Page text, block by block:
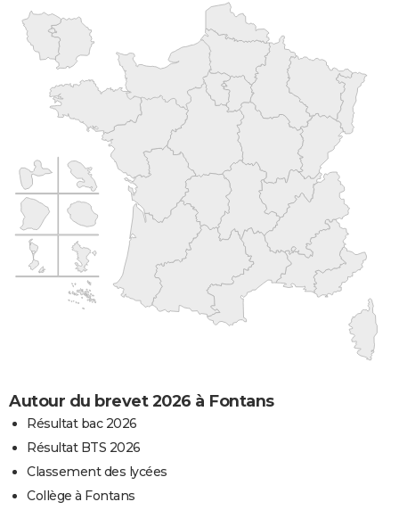
Autour du brevet 2026 à Fontans
Résultat bac 2026
Résultat BTS 2026
Classement des lycées
Collège à Fontans